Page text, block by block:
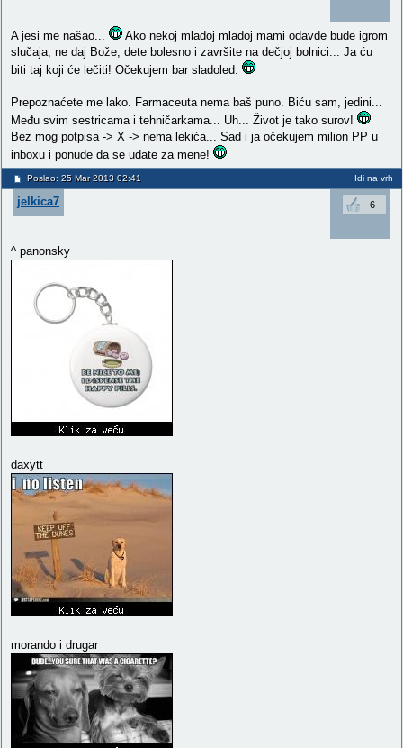
A jesi me našao...
Ako nekoj mladoj mladoj mami odavde bude igrom
slučaja, ne daj Bože, dete bolesno i završite na dečjoj bolnici... Ja ću
biti taj koji će lečiti! Očekujem bar sladoled.
Prepoznaćete me lako. Farmaceuta nema baš puno. Biću sam, jedini...
Među svim sestricama i tehničarkama... Uh... Život je tako surov!
Bez mog potpisa -> X -> nema lekića... Sad i ja očekujem milion PP u
inboxu i ponude da se udate za mene!
Poslao: 25 Mar 2013 02:41 Idi na vrh
jelkica7 6
^ panonsky
daxytt
morando i drugar